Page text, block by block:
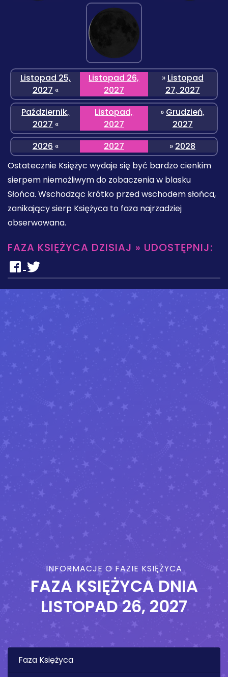
Listopad 25,
2027 «
Listopad 26,
2027
» Listopad
27, 2027
Październik,
2027 «
Listopad,
2027
» Grudzień,
2027
2026 « 2027 » 2028
Ostatecznie Księżyc wydaje się być bardzo cienkim
sierpem niemożliwym do zobaczenia w blasku
Słońca. Wschodząc krótko przed wschodem słońca,
zanikający sierp Księżyca to faza najrzadziej
obserwowana.
FAZA KSIĘŻYCA DZISIAJ » UDOSTĘPNIJ:
INFORMACJE O FAZIE KSIĘŻYCA
FAZA KSIĘŻYCA DNIA
LISTOPAD 26, 2027
Faza Księżyca